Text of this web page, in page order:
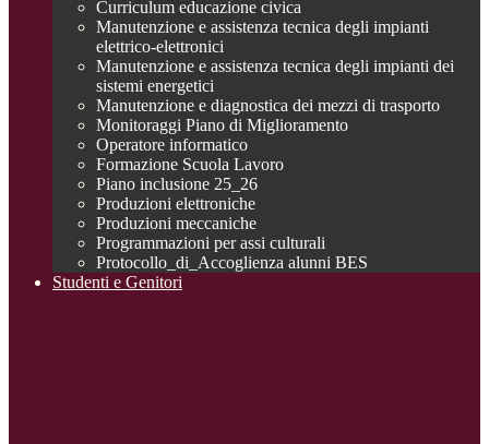
Curriculum educazione civica
Manutenzione e assistenza tecnica degli impianti
elettrico-elettronici
Manutenzione e assistenza tecnica degli impianti dei
sistemi energetici
Manutenzione e diagnostica dei mezzi di trasporto
Monitoraggi Piano di Miglioramento
Operatore informatico
Formazione Scuola Lavoro
Piano inclusione 25_26
Produzioni elettroniche
Produzioni meccaniche
Programmazioni per assi culturali
Protocollo_di_Accoglienza alunni BES
Studenti e Genitori